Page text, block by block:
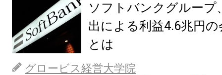
ソフトバンクグループ
出による利益4.6兆円
とは
グロービス経営大学院